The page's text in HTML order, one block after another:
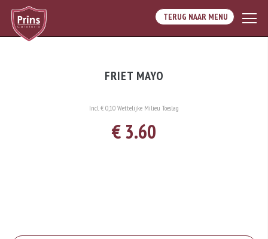
TERUG NAAR MENU
FRIET MAYO
Incl. € 0,10 Wettelijke Milieu Toeslag
€ 3.60